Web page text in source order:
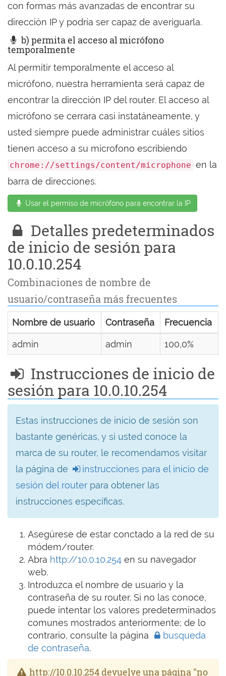
con formas más avanzadas de encontrar su
dirección IP y podría ser capaz de averiguarla.
b) permita el acceso al micrófono
temporalmente
Al permitir temporalmente el acceso al
micrófono, nuestra herramienta será capaz de
encontrar la dirección IP del router. El acceso al
micrófono se cerrara casi instatáneamente, y
usted siempre puede administrar cuáles sitios
tienen acceso a su microfono escribiendo
chrome://settings/content/microphone en la
barra de direcciones.
Usar el permiso de micrófono para encontrar la IP
Detalles predeterminados
de inicio de sesión para
10.0.10.254
Combinaciones de nombre de
usuario/contraseña más frecuentes
Nombre de usuario Contraseña Frecuencia
admin admin 100,0%
Instrucciones de inicio de
sesión para 10.0.10.254
Estas instrucciones de inicio de sesión son
bastante genéricas, y si usted conoce la
marca de su router, le recomendamos visitar
la página de
instrucciones para el inicio de
sesión del router para obtener las
instrucciones específicas.
Asegúrese de estar conctado a la red de su
módem/router.
Abra http://10.0.10.254 en su navegador
web.
Introduzca el nombre de usuario y la
contraseña de su router. Si no las conoce,
puede intentar los valores predeterminados
comunes mostrados anteriormente; de lo
contrario, consulte la página
busqueda
de contraseña.
http://10.0.10.254 devuelve una página "no